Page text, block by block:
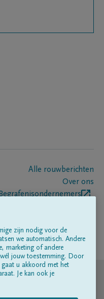
Alle rouwberichten
Over ons
Begrafenisondernemers
zijn nodig voor de
we automatisch. Andere
marketing of andere
jouw toestemming. Door
gaat u akkoord met het
Je kan ook je